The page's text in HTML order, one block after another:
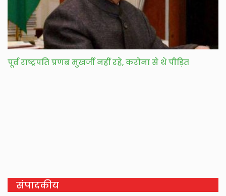
पूर्व राष्ट्रपति प्रणब मुखर्जी नहीं रहे, करोना से थे पीड़ित
संपादकीय